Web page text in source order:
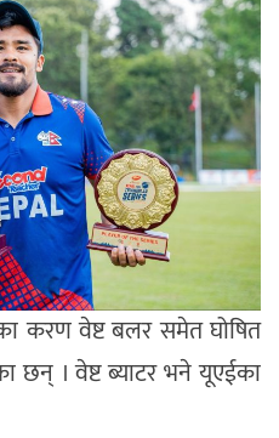
करण वेष्ट बलर समेत घोषित
छन् । वेष्ट ब्याटर भने यूएईका